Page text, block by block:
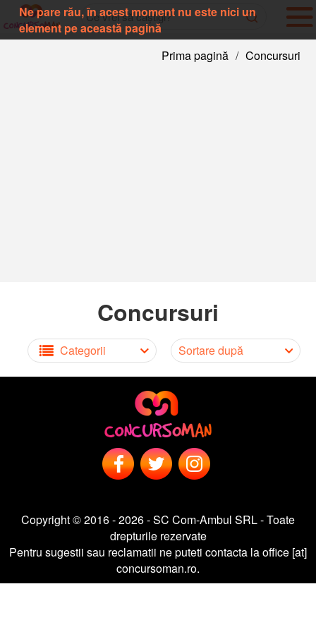
Prima pagină / Concursuri
Concursuri
Categorii Sortare după
Ne pare rău, în acest moment nu este nici un
element pe această pagină
Copyright © 2016 - 2026 - SC Com-Ambul SRL - Toate
drepturile rezervate
Pentru sugestii sau reclamatii ne puteti contacta la office [at]
concursoman.ro.